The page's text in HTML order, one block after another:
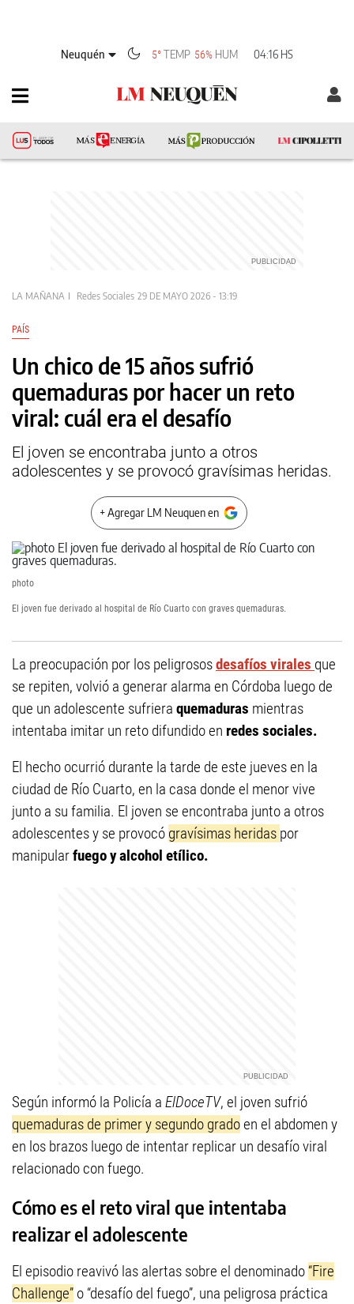
Neuquén 5°TEMP 56% HUM 04:16 HS
LA MAÑANA Redes Sociales 29 DE MAYO 2026 - 13:19
PAÍS
Un chico de 15 años sufrió
quemaduras por hacer un reto
viral: cuál era el desafío
El joven se encontraba junto a otros
adolescentes y se provocó gravísimas heridas.
+ Agregar LM Neuquen en
photo
El joven fue derivado al hospital de Río Cuarto con graves quemaduras.
La preocupación por los peligrososdesafíos virales que
se repiten, volvió a generar alarma en Córdoba luego de
que un adolescente sufriera quemaduras mientras
intentaba imitar un reto difundido en redes sociales.
El hecho ocurrió durante la tarde de este jueves en la
ciudad de Río Cuarto, en la casa donde el menor vive
junto a su familia. El joven se encontraba junto a otros
adolescentes y se provocó gravísimas heridas por
manipularfuego y alcohol etílico.
Según informó la Policía a ElDoceTV, el joven sufrió
quemaduras de primer y segundo gradoen el abdomen y
en los brazos luego de intentar replicar un desafío viral
relacionado con fuego.
Cómo es el reto viral que intentaba
realizar el adolescente
El episodio reavivó las alertas sobre el denominado “Fire
Challenge” o “desafío del fuego”, una peligrosa práctica